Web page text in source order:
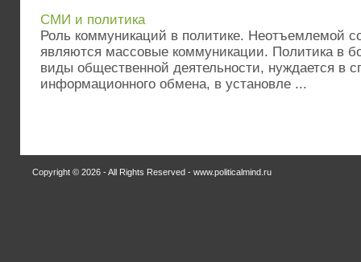
СМИ и политика
Роль коммуникаций в политике. Неотъемлемой
являются массовые коммуникации. Политика в
виды общественной деятельности, нуждается в
информационного обмена, в установле ...
Copyright © 2026 - All Rights Reserved - www.politicalmind.ru